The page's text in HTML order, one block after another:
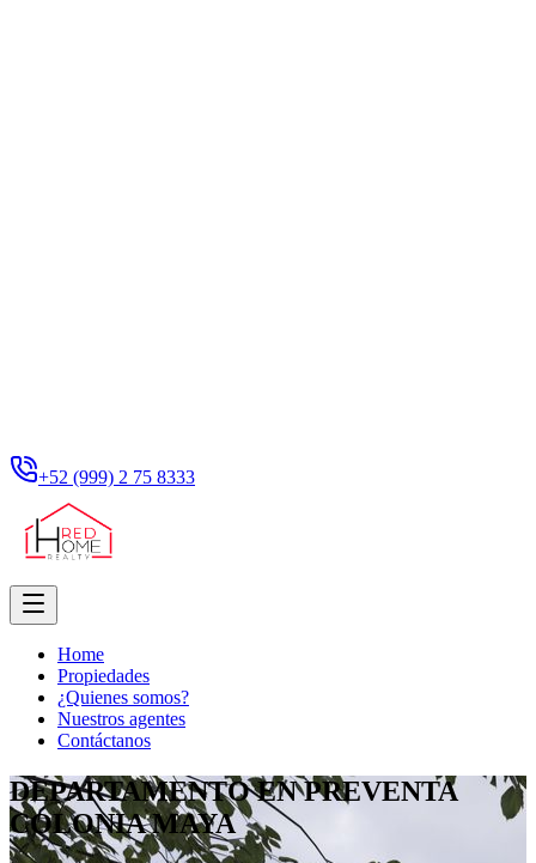
+52 (999) 2 75 8333
Home
Propiedades
¿Quienes somos?
Nuestros agentes
Contáctanos
DEPARTAMENTO EN PREVENTA
COLONIA MAYA